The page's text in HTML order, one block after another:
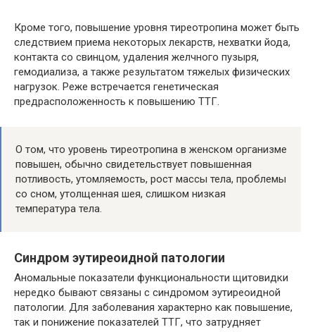
Кроме того, повышение уровня тиреотропина может быть
следствием приема некоторых лекарств, нехватки йода,
контакта со свинцом, удаления желчного пузыря,
гемодиализа, а также результатом тяжелых физических
нагрузок. Реже встречается генетическая
предрасположенность к повышению ТТГ.
О том, что уровень тиреотропина в женском организме
повышен, обычно свидетельствует повышенная
потливость, утомляемость, рост массы тела, проблемы
со сном, утолщенная шея, слишком низкая
температура тела.
Синдром эутиреоидной патологии
Аномальные показатели функциональности щитовидки
нередко бывают связаны с синдромом эутиреоидной
патологии. Для заболевания характерно как повышение,
так и понижение показателей ТТГ, что затрудняет